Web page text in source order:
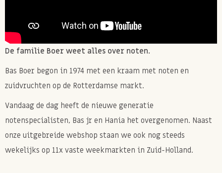
De familie Boer weet alles over noten.
Bas Boer begon in 1974 met een kraam met noten en
zuidvruchten op de Rotterdamse markt.
Vandaag de dag heeft de nieuwe generatie
notenspecialisten, Bas jr en Hania het overgenomen. Naast
onze uitgebreide webshop staan we ook nog steeds
wekelijks op 11x vaste weekmarkten in Zuid-Holland.